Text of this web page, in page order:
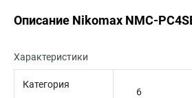
Описание Nikomax NMC-
Характеристики
Категория
6